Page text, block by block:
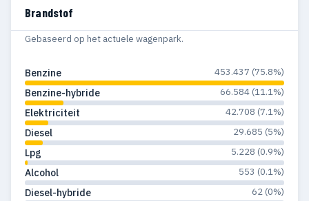
1981
1979 65
1978 118 52
1977 57
1976 80 43
1975 30
Brandstof
Gebaseerd op het actuele wagenpark.
Benzine 453.437 (75.8%)
Benzine-hybride 66.584 (11.1%)
Elektriciteit 42.708 (7.1%)
Diesel 29.685 (5%)
Lpg 5.228 (0.9%)
Alcohol 553 (0.1%)
Diesel-hybride 62 (0%)